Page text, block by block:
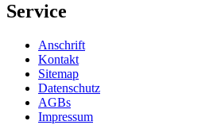
Service
Anschrift
Kontakt
Sitemap
Datenschutz
AGBs
Impressum